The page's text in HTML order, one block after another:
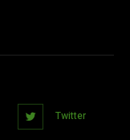
Twitter